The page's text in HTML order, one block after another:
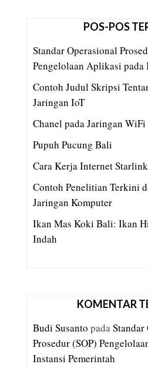
POS-POS
Standar Operasional
Pengelolaan Aplikasi pada
Contoh Judul Skripsi
Jaringan IoT
Chanel pada Jaringan WiFi
Pupuh Pucung Bali
Cara Kerja Internet Starlink
Contoh Penelitian Terkini
Jaringan Komputer
Ikan Mas Koki Bali: Ikan
Indah
KOMENTAR
Budi Susanto padaStandar
Prosedur (SOP)
Instansi Pemerintah